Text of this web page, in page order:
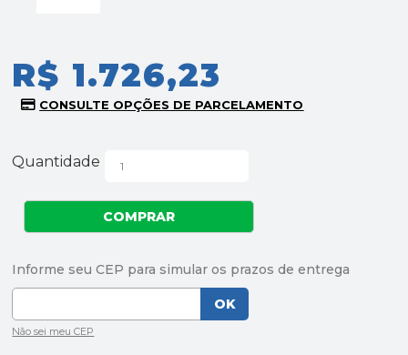
R$ 1.726,23
Quantidade